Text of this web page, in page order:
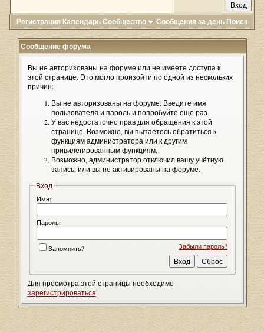
Регистрация КалендарьСообщество Сообщения за день Поиск
Сообщение форума
Вы не авторизованы на форуме или не имеете доступа к
этой странице. Это могло произойти по одной из нескольких
причин:
Вы не авторизованы на форуме. Введите имя
пользователя и пароль и попробуйте ещё раз.
У вас недостаточно прав для обращения к этой
странице. Возможно, вы пытаетесь обратиться к
функциям администратора или к другим
привилегированным функциям.
Возможно, администратор отключил вашу учётную
запись, или вы не активированы на форуме.
Вход
Имя:
Пароль:
Забыли пароль?
Запомнить?
Для просмотра этой страницы необходимо
зарегистрироваться.